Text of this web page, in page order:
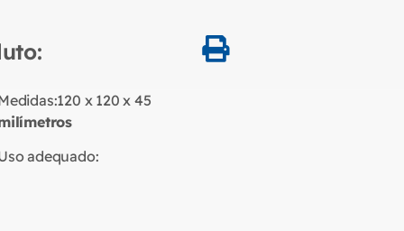
120 x 120 x 45
adequado: